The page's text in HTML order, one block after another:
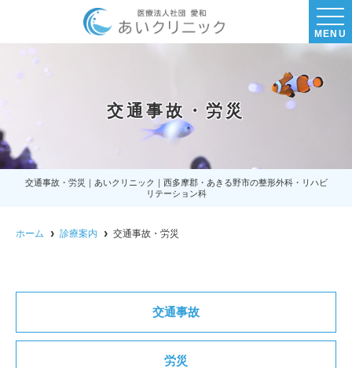
MENU
交通事故・労災
交通事故・労災｜あいクリニック｜西多摩郡・あきる野市の整形外科・リハビ
リテーション科
ホーム 診療案内 交通事故・労災
交通事故
労災